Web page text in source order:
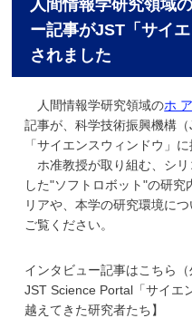
人間情報学研究領域
ー記事がJST「サイ
されました
人間情報学研究領域のホ
記事が、科学技術振興機構
「サイエンスウィンドウ」
ホ准教授が取り組む、シリ
した"ソフトロボット"の研
リアや、本学の研究環境に
ご覧ください。
インタビュー記事はこちら（
JST Science Portal「サイエ
越えてきた研究者たち】